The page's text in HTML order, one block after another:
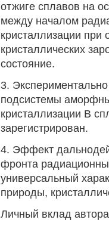
отжиге сплавов на
между началом
кристаллизации при
кристаллических
состояние.
3.
подсистемы
кристаллизации В
зарегистрирован.
4. Эффект
фронта
универсальный
природы,
Личный вклад